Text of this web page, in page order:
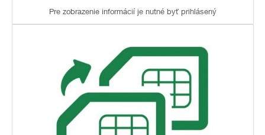
Pre zobrazenie informácií je nutné byť prihlásený